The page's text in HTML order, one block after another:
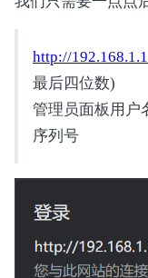
http://
最后四位数)
管理员面板用户
序列号